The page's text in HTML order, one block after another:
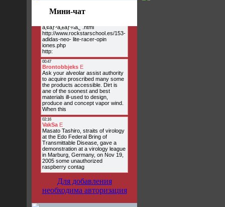
Мини-чат
Для добавления
необходима авторизация